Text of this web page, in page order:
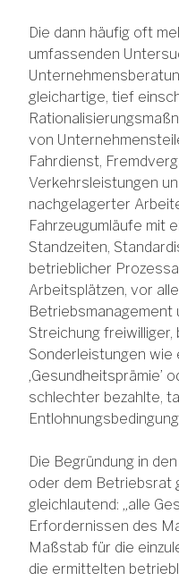
Die dann häufig oft
umfassenden
gleichartige, tief
von
Fahrdienst,
Verkehrsleistungen
nachgelagerter
Fahrzeugumläufe mit
Standzeiten,
betrieblicher
Arbeitsplätzen, vor
Betriebsmanagement
Streichung freiwilliger,
Sonderleistungen wie
‚Gesundheitsprämie’
schlechter bezahlte,
Die Begründung in
oder dem Betriebsrat
gleichlautend: „alle
Erfordernissen des
Maßstab für die
die ermittelten